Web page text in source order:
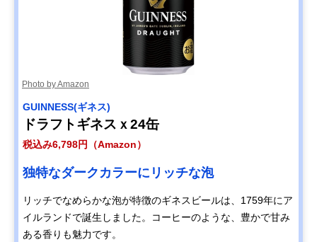
Photo by Amazon
GUINNESS(ギネス)
ドラフトギネスｘ24缶
税込み6,798円（Amazon）
独特なダークカラーにリッチな泡
リッチでなめらかな泡が特徴のギネスビールは、1759年にア
イルランドで誕生しました。コーヒーのような、豊かで甘み
ある香りも魅力です。